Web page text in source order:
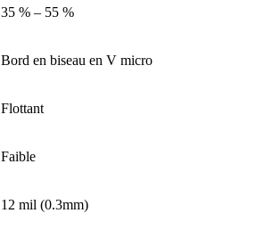
35 % – 55 %
Bord en biseau en V micro
Flottant
Faible
12 mil (0.3mm)